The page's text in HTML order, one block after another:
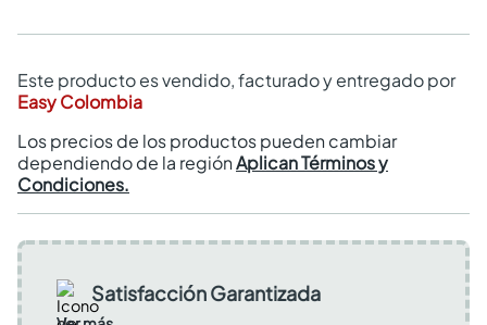
Este producto es vendido, facturado y entregado por
Easy Colombia
Los precios de los productos pueden cambiar
dependiendo de la regiónAplican Términos y
Condiciones.
Satisfacción Garantizada